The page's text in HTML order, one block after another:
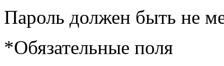
Пароль должен быть не
*Обязательные поля